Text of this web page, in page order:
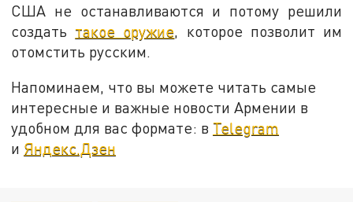
США не останавливаются и потому решили
создать такое оружие , которое позволит им
отомстить русским.
Напоминаем, что вы можете читать самые
интересные и важные новости Армении в
удобном для вас формате: в Telegram
и Яндекс.Дзен